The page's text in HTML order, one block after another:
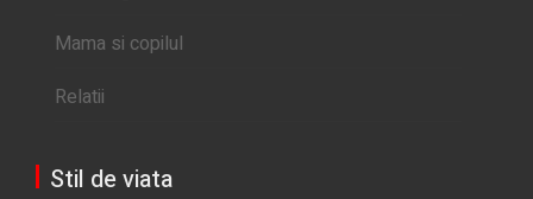
Mama si copilul
Relatii
Stil de viata